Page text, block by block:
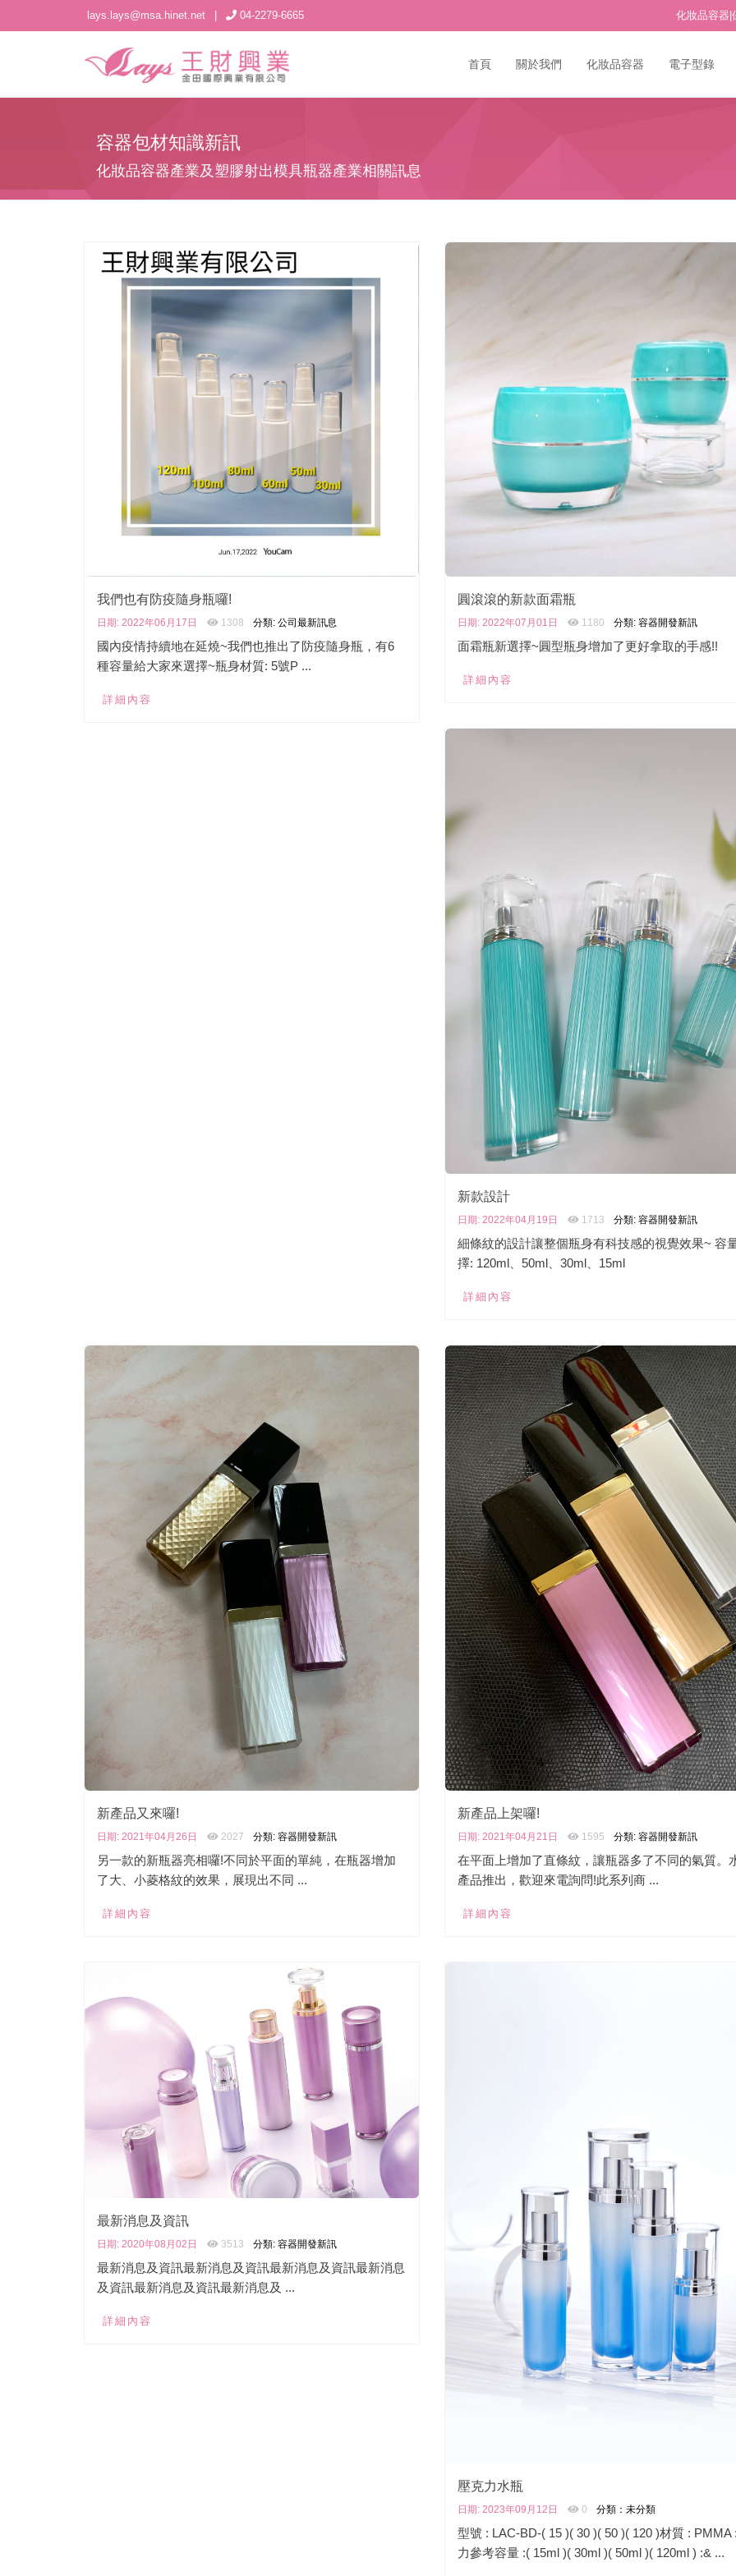
lays.lays@msa.hinet.net 04-2279-6665 化妝品容器|
首頁 關於我們 化妝品容器 電子型錄
容器包材知識新訊
化妝品容器產業及塑膠射出模具瓶器產業相關訊息
我們也有防疫隨身瓶囉!
日期: 2022年06月17日 1308 分類: 公司最新訊息
國內疫情持續地在延燒~我們也推出了防疫隨身瓶，有6
種容量給大家來選擇~瓶身材質: 5號P ...
詳細內容
圓滾滾的新款面霜瓶
日期: 2022年07月01日 1180 分類: 容器開發新訊
面霜瓶新選擇~圓型瓶身增加了更好拿取的手感!!
詳細內容
新款設計
日期: 2022年04月19日 1713 分類: 容器開發新訊
細條紋的設計讓整個瓶身有科技感的視覺效果~ 容
擇: 120ml、50ml、30ml、15ml
詳細內容
新產品又來囉!
日期: 2021年04月26日 2027 分類: 容器開發新訊
另一款的新瓶器亮相囉!不同於平面的單純，在瓶器增加
了大、小菱格紋的效果，展現出不同 ...
詳細內容
新產品上架囉!
日期: 2021年04月21日 1595 分類: 容器開發新訊
在平面上增加了直條紋，讓瓶器多了不同的氣質。
產品推出，歡迎來電詢問!此系列商 ...
詳細內容
最新消息及資訊
日期: 2020年08月02日 3513 分類: 容器開發新訊
最新消息及資訊最新消息及資訊最新消息及資訊最新消息
及資訊最新消息及資訊最新消息及 ...
詳細內容
壓克力水瓶
日期: 2023年09月12日 0 分類： 未分類
型號 : LAC-BD-( 15 )( 30 )( 50 )( 120 )材質 : PMMA
力參考容量 :( 15ml )( 30ml )( 50ml )( 120ml ) :& ...